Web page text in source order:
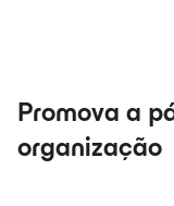
Promova a
organização